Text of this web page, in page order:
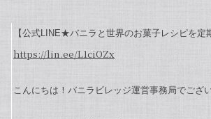
【公式LINE★バニラと世界のお菓子レシピを
https://lin.ee/L1ciOZx
こんにちは！バニラビレッジ運営事務局でござい